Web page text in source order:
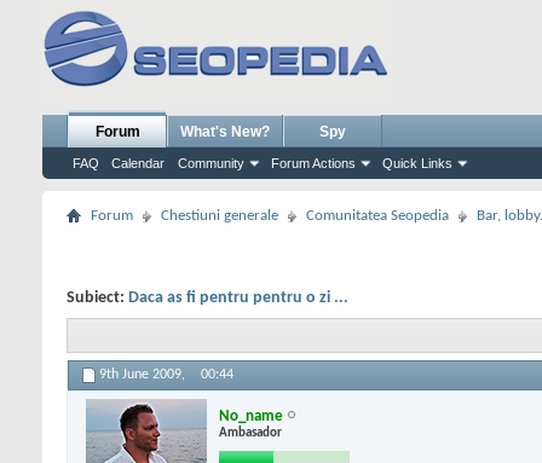
Forum
FAQ Calendar Community Forum Actions Quick Links
What's New? Spy
Forum Chestiuni generale Comunitatea Seopedia Bar,
Subiect: Daca as fi pentru pentru o zi ...
9th June 2009, 00:44
No_name
Ambasador